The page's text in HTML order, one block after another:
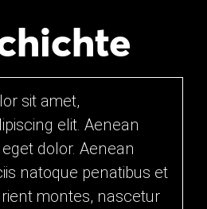
sit amet,
elit. Aenean
dolor. Aenean
natoque penatibus et
montes, nascetur